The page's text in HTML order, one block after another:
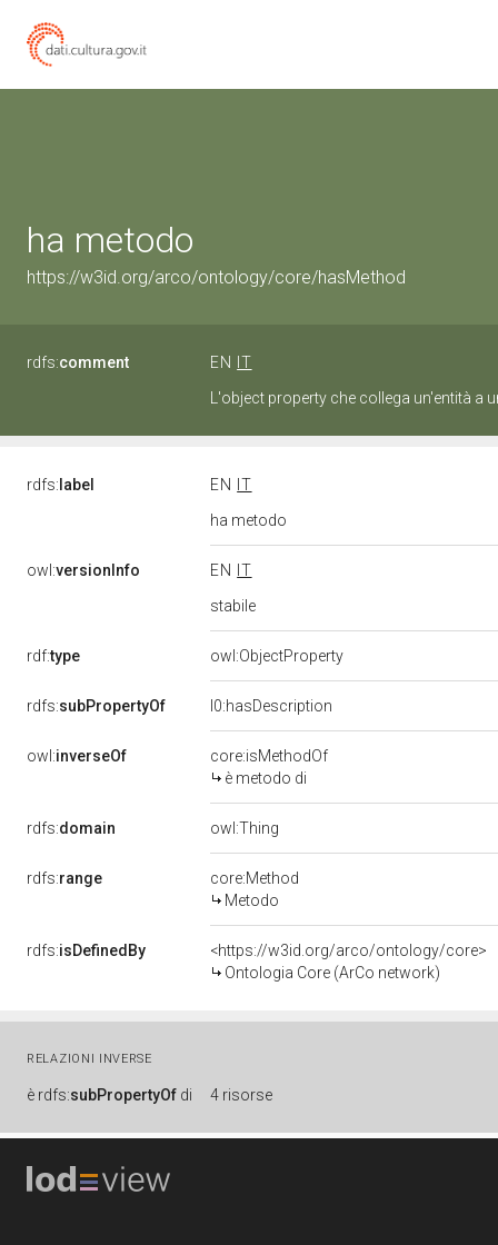
ha metodo
https://w3id.org/arco/ontology/core/hasMethod
rdfs:comment EN
IT
L'object property che collega un'entità a
rdfs: label EN
IT
ha metodo
owl:versionInfo EN
IT
stabile
rdf:type owl:ObjectProperty
rdfs:subPropertyOf l0:hasDescription
owl:inverseOf
core:isMethodOf
è metodo di
rdfs:domain owl:Thing
rdfs:range
core:Method
Metodo
rdfs:isDefinedBy
<https://w3id.org/arco/ontology/core>
Ontologia Core (ArCo network)
RELAZIONI INVERSE
è rdfs:subPropertyOf di 4 risorse